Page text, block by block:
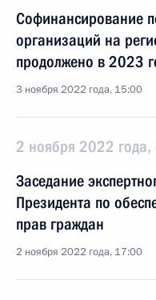
Софинансирование
организаций на
продолжено в 2023
3 ноября 2022 года, 15:00
2 ноября 2022 года,
Заседание
Президента по
прав граждан
2 ноября 2022 года, 17:00